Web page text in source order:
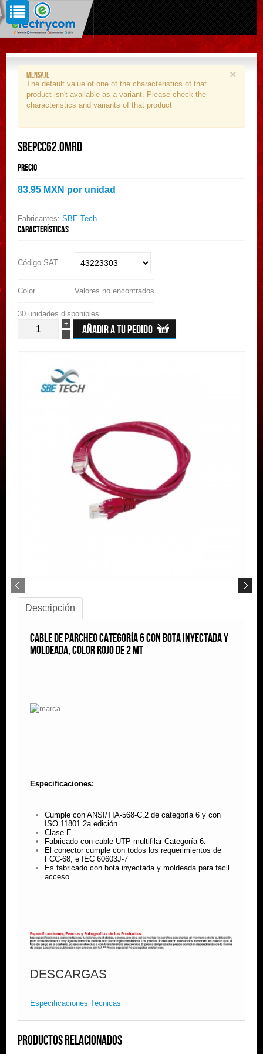
×
Mensaje
The default value of one of the characteristics of that
product isn't available as a variant. Please check the
characteristics and variants of that product
SBEPCC62.0MRD
Precio
83.95 MXN por unidad
Fabricantes: SBE Tech
Características
Código SAT
Color Valores no encontrados
30 unidades disponibles
+
–
Descripción
Cable De Parcheo Categoría 6 Con Bota Inyectada Y
Moldeada, Color Rojo De 2 mt
Especificaciones:
Cumple con ANSI/TIA-568-C.2 de categoría 6 y con
ISO 11801 2a edición
Clase E.
Fabricado con cable UTP multifilar Categoría 6.
El conector cumple con todos los requerimientos de
FCC-68, e IEC 60603J-7
Es fabricado con bota inyectada y moldeada para fácil
acceso.
DESCARGAS
Especificaciones Tecnicas
Productos Relacionados